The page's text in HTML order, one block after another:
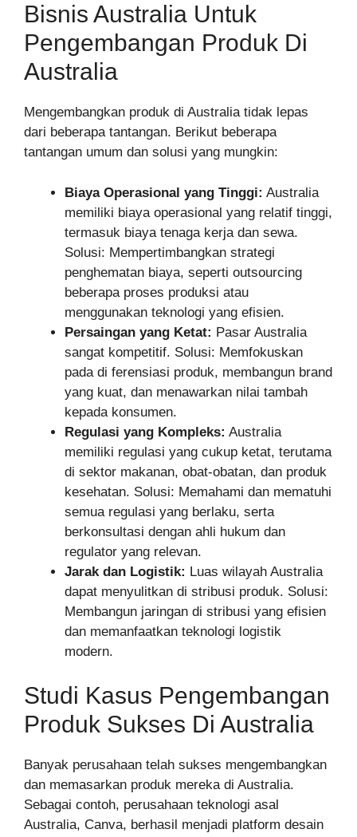
Bisnis Australia Untuk
Pengembangan Produk Di
Australia
Mengembangkan produk di Australia tidak lepas
dari beberapa tantangan. Berikut beberapa
tantangan umum dan solusi yang mungkin:
Biaya Operasional yang Tinggi: Australia
memiliki biaya operasional yang relatif tinggi,
termasuk biaya tenaga kerja dan sewa.
Solusi: Mempertimbangkan strategi
penghematan biaya, seperti outsourcing
beberapa proses produksi atau
menggunakan teknologi yang efisien.
Persaingan yang Ketat: Pasar Australia
sangat kompetitif. Solusi: Memfokuskan
pada di ferensiasi produk, membangun brand
yang kuat, dan menawarkan nilai tambah
kepada konsumen.
Regulasi yang Kompleks: Australia
memiliki regulasi yang cukup ketat, terutama
di sektor makanan, obat-obatan, dan produk
kesehatan. Solusi: Memahami dan mematuhi
semua regulasi yang berlaku, serta
berkonsultasi dengan ahli hukum dan
regulator yang relevan.
Jarak dan Logistik: Luas wilayah Australia
dapat menyulitkan di stribusi produk. Solusi:
Membangun jaringan di stribusi yang efisien
dan memanfaatkan teknologi logistik
modern.
Studi Kasus Pengembangan
Produk Sukses Di Australia
Banyak perusahaan telah sukses mengembangkan
dan memasarkan produk mereka di Australia.
Sebagai contoh, perusahaan teknologi asal
Australia, Canva, berhasil menjadi platform desain